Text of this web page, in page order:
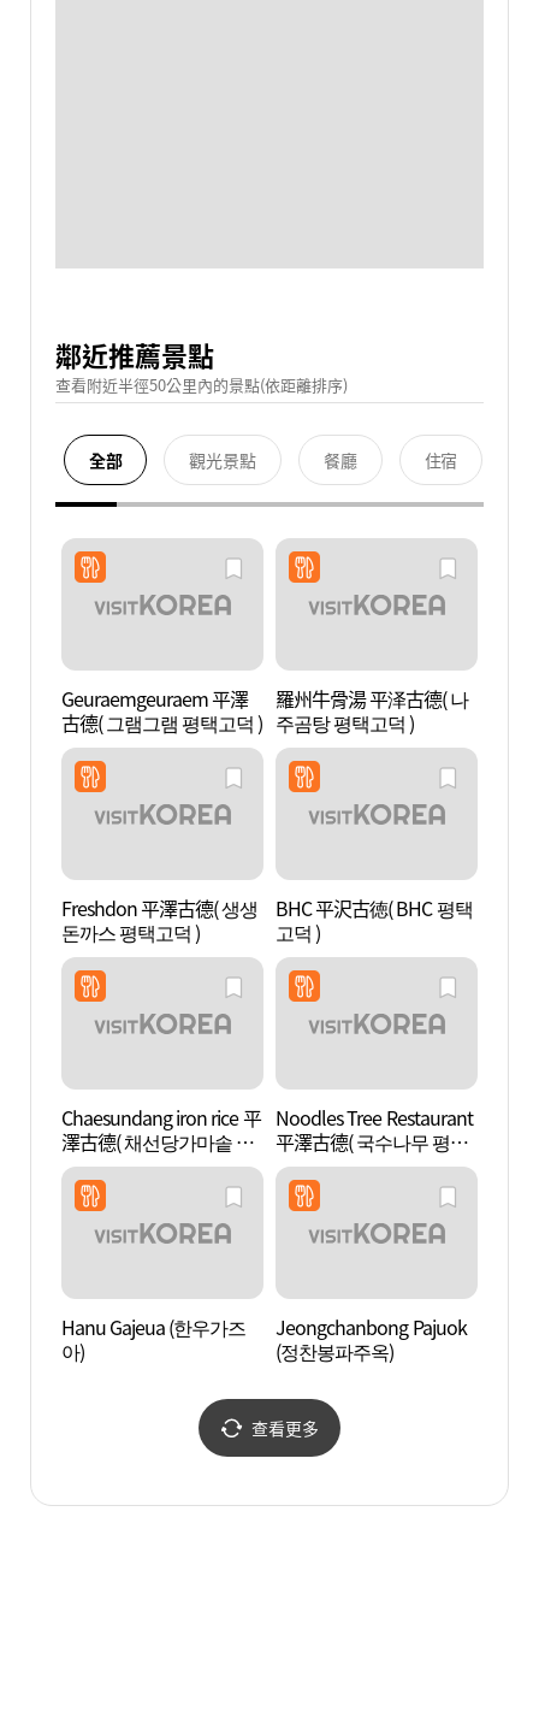
鄰近推薦景點
查看附近半徑50公里內的景點(依距離排序)
全部 觀光景點 餐廳 住宿
Geuraemgeuraem 平澤
古德( 그램그램 평택고덕 )
羅州牛骨湯 平泽古德( 나
주곰탕 평택고덕 )
Freshdon 平澤古德( 생생
돈까스 평택고덕 )
BHC 平沢古徳( BHC 평택
고덕 )
Chaesundang iron rice 平
澤古德( 채선당가마솥 평
택고덕 )
Noodles Tree Restaurant
平澤古德( 국수나무 평택
고덕 )
Hanu Gajeua (한우가즈
아)
Jeongchanbong Pajuok
(정찬봉파주옥)
查看更多